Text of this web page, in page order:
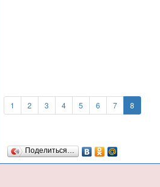
1 2 3 4 5 6 7 8
Поделиться…